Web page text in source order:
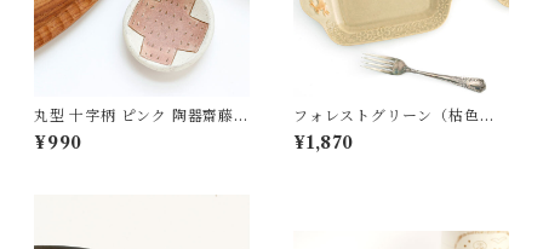
丸型 十字柄 ピンク 陶器齋藤奈
月
¥990
フォレストグリーン（枯色）
うさぎと草花の長方トレイ皿
（貫入釉ヒビあり） 陶器 よし
¥1,870